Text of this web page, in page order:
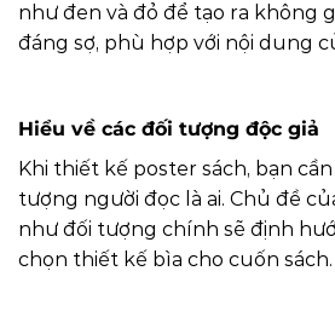
như đen và đỏ để tạo ra không
đáng sợ, phù hợp với nội dung
Hiểu về các đối tượng độc giả
Khi thiết kế poster sách, bạn
tượng người đọc là ai. Chủ đề
như đối tượng chính sẽ định
chọn thiết kế bìa cho cuốn sách.